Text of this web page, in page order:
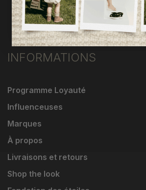
INFORMATIONS
Programme Loyauté
Influenceuses
Marques
À propos
Livraisons et retours
Shop the look